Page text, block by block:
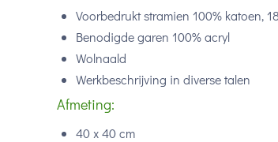
Voorbedrukt stramien 100% katoen,
Benodigde garen 100% acryl
Wolnaald
Werkbeschrijving in diverse talen
Afmeting:
40 x 40 cm